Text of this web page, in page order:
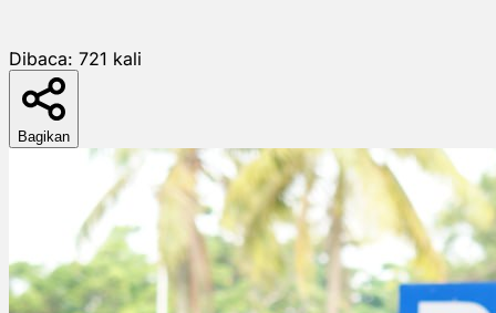
Dibaca: 721 kali
Bagikan